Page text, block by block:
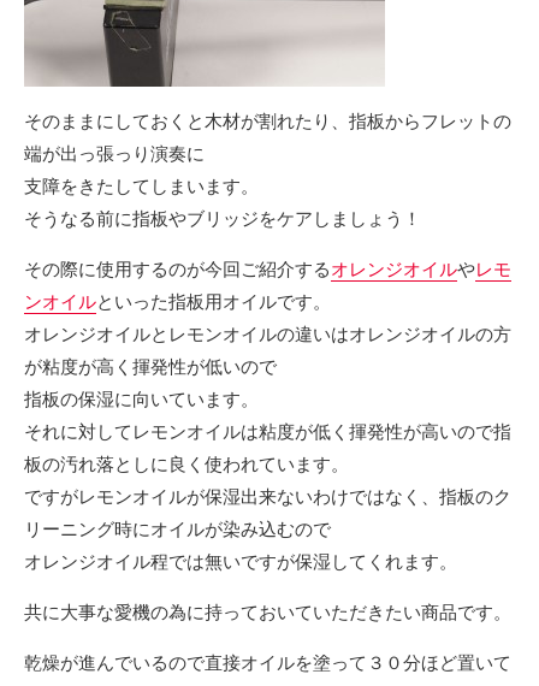
そのままにしておくと木材が割れたり、指板からフレットの
端が出っ張っり演奏に
支障をきたしてしまいます。
そうなる前に指板やブリッジをケアしましょう！
その際に使用するのが今回ご紹介するオレンジオイルやレモ
ンオイルといった指板用オイルです。
オレンジオイルとレモンオイルの違いはオレンジオイルの方
が粘度が高く揮発性が低いので
指板の保湿に向いています。
それに対してレモンオイルは粘度が低く揮発性が高いので指
板の汚れ落としに良く使われています。
ですがレモンオイルが保湿出来ないわけではなく、指板のク
リーニング時にオイルが染み込むので
オレンジオイル程では無いですが保湿してくれます。
共に大事な愛機の為に持っておいていただきたい商品です。
乾燥が進んでいるので直接オイルを塗って３０分ほど置いて